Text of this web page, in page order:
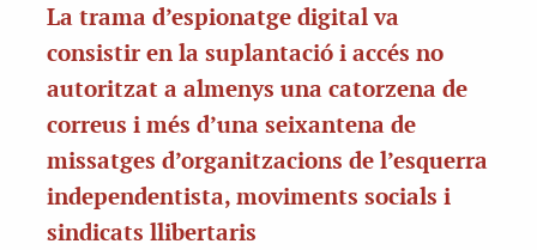
La trama d’espionatge digital va
consistir en la suplantació i accés no
autoritzat a almenys una catorzena de
correus i més d’una seixantena de
missatges d’organitzacions de l’esquerra
independentista, moviments socials i
sindicats llibertaris